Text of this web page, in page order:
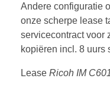
Andere configuratie
onze scherpe lease
servicecontract voor
kopiëren incl. 8 uurs
Lease Ricoh IM